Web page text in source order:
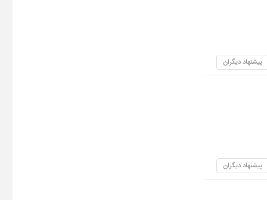
پیشنهاد دیگران
پیشنهاد دیگران